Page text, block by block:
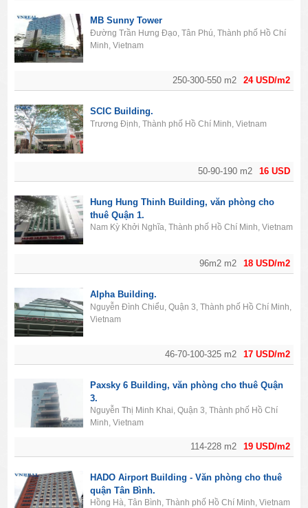
24 USD/m2
250-300-550 m2
MB Sunny Tower
Đường Trần Hưng Đạo, Tân Phú, Thành phố Hồ Chí
Minh, Vietnam
16 USD
50-90-190 m2
SCIC Building.
Trương Định, Thành phố Hồ Chí Minh, Vietnam
18 USD/m2
96m2 m2
Hung Hung Thinh Building, văn phòng cho
thuê Quận 1.
Nam Kỳ Khởi Nghĩa, Thành phố Hồ Chí Minh, Vietnam
17 USD/m2
46-70-100-325 m2
Alpha Building.
Nguyễn Đình Chiểu, Quận 3, Thành phố Hồ Chí Minh,
Vietnam
19 USD/m2
114-228 m2
Paxsky 6 Building, văn phòng cho thuê Quận
3.
Nguyễn Thị Minh Khai, Quận 3, Thành phố Hồ Chí
Minh, Vietnam
HADO Airport Building - Văn phòng cho thuê
quận Tân Bình.
Hồng Hà, Tân Bình, Thành phố Hồ Chí Minh, Vietnam